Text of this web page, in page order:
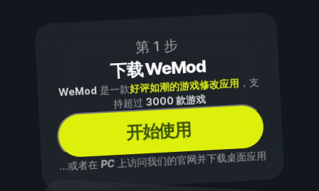
第 1 步
下载 WeMod
WeMod是一款好评如潮的游戏修改应用 ，支
持超过3000 款游戏
开始使用
...或者在PC上访问我们的官网并下载桌面应用